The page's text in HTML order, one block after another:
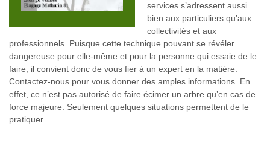
services s’adressent aussi
bien aux particuliers qu’aux
collectivités et aux
professionnels. Puisque cette technique pouvant se révéler
dangereuse pour elle-même et pour la personne qui essaie de le
faire, il convient donc de vous fier à un expert en la matière.
Contactez-nous pour vous donner des amples informations. En
effet, ce n’est pas autorisé de faire écimer un arbre qu’en cas de
force majeure. Seulement quelques situations permettent de le
pratiquer.